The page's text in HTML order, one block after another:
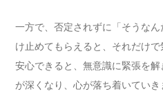
一方で、否定されずに「そうな
け止めてもらえると、それだけ
安心できると、無意識に緊張を
が深くなり、心が落ち着いていき